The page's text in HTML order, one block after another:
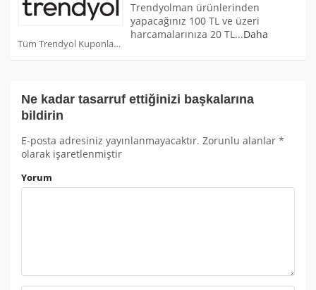
Tüm Trendyol Kuponları
Trendyolman ürünlerinden
yapacağınız 100 TL ve üzeri
harcamalarınıza 20 TL...Daha
Ne kadar tasarruf ettiğinizi başkalarına
bildirin
E-posta adresiniz yayınlanmayacaktır. Zorunlu alanlar *
olarak işaretlenmiştir
Yorum